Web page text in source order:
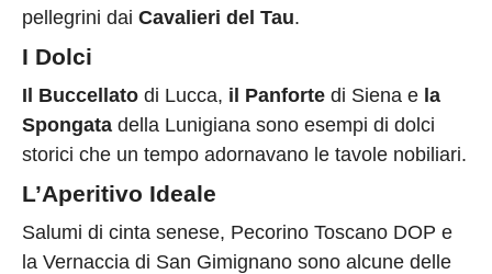
pellegrini dai Cavalieri del Tau.
I Dolci
Il Buccellato di Lucca, il Panforte di Siena e la
Spongata della Lunigiana sono esempi di dolci
storici che un tempo adornavano le tavole nobiliari.
L’Aperitivo Ideale
Salumi di cinta senese, Pecorino Toscano DOP e
la Vernaccia di San Gimignano sono alcune delle